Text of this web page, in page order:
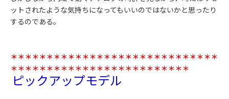
ットされたような気持ちになってもいいのではないかと思ったり
するのである。
＊＊＊＊＊＊＊＊＊＊＊＊＊＊＊＊＊＊＊＊＊＊＊＊＊＊＊＊＊
＊＊＊＊＊＊＊＊＊＊＊＊＊＊＊＊＊＊＊＊＊＊＊＊＊
ピックアップモデル